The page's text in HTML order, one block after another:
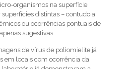
organismos na superfície
distintas – contudo a
ou ocorrências pontuais de
sugestivas.
de vírus de poliomielite já
em locais com ocorrência da